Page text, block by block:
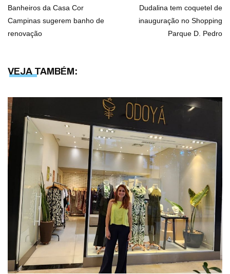
Banheiros da Casa Cor
Campinas sugerem banho de
renovação
Dudalina tem coquetel de
inauguração no Shopping
Parque D. Pedro
VEJA TAMBÉM: